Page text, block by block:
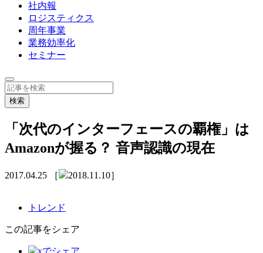
社内報
ロジスティクス
周年事業
業務効率化
セミナー
「次代のインターフェースの覇権」は
Amazonが握る？ 音声認識の現在
2017.04.25 ［ 2018.11.10］
トレンド
この記事をシェア